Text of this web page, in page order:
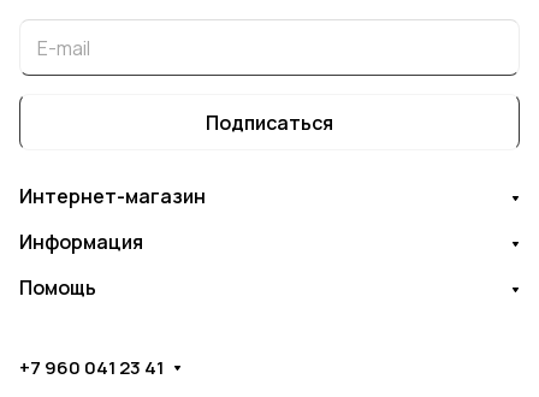
Подписаться
Интернет-магазин
Информация
Помощь
+7 960 041 23 41